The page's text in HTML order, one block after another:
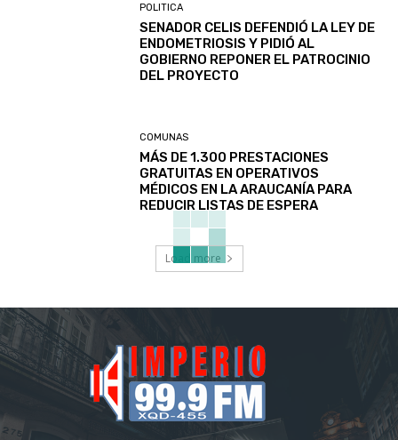
POLITICA
SENADOR CELIS DEFENDIÓ LA LEY DE
ENDOMETRIOSIS Y PIDIÓ AL
GOBIERNO REPONER EL PATROCINIO
DEL PROYECTO
COMUNAS
MÁS DE 1.300 PRESTACIONES
GRATUITAS EN OPERATIVOS
MÉDICOS EN LA ARAUCANÍA PARA
REDUCIR LISTAS DE ESPERA
Load more